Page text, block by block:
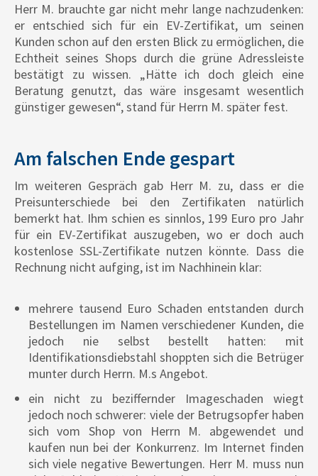
Herr M. brauchte gar nicht mehr lange nachzudenken:
er entschied sich für ein EV-Zertifikat, um seinen
Kunden schon auf den ersten Blick zu ermöglichen, die
Echtheit seines Shops durch die grüne Adressleiste
bestätigt zu wissen. „Hätte ich doch gleich eine
Beratung genutzt, das wäre insgesamt wesentlich
günstiger gewesen“, stand für Herrn M. später fest.
Am falschen Ende gespart
Im weiteren Gespräch gab Herr M. zu, dass er die
Preisunterschiede bei den Zertifikaten natürlich
bemerkt hat. Ihm schien es sinnlos, 199 Euro pro Jahr
für ein EV-Zertifikat auszugeben, wo er doch auch
kostenlose SSL-Zertifikate nutzen könnte. Dass die
Rechnung nicht aufging, ist im Nachhinein klar:
mehrere tausend Euro Schaden entstanden durch
Bestellungen im Namen verschiedener Kunden, die
jedoch nie selbst bestellt hatten: mit
Identifikationsdiebstahl shoppten sich die Betrüger
munter durch Herrn. M.s Angebot.
ein nicht zu beziffernder Imageschaden wiegt
jedoch noch schwerer: viele der Betrugsopfer haben
sich vom Shop von Herrn M. abgewendet und
kaufen nun bei der Konkurrenz. Im Internet finden
sich viele negative Bewertungen. Herr M. muss nun